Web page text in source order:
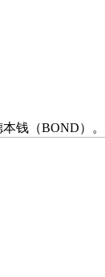
钱（BOND）。